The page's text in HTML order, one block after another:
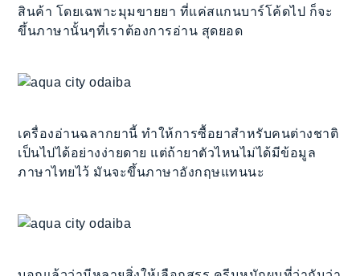
สินค้า โดยเฉพาะมุมขายยา ที่แค่สแกนบาร์โค้ดไป ก็จะ
ขึ้นภาษานั้นๆที่เราต้องการอ่าน สุดยอด
เครื่องอ่านฉลากยานี้ ทำให้การซื้อยาสำหรับคนต่างชาติ
เป็นไปได้อย่างง่ายดาย แต่ถ้ายาตัวไหนไม่ได้มีข้อมูล
ภาษาไทยไว้ มันจะขึ้นภาษาอังกฤษแทนนะ